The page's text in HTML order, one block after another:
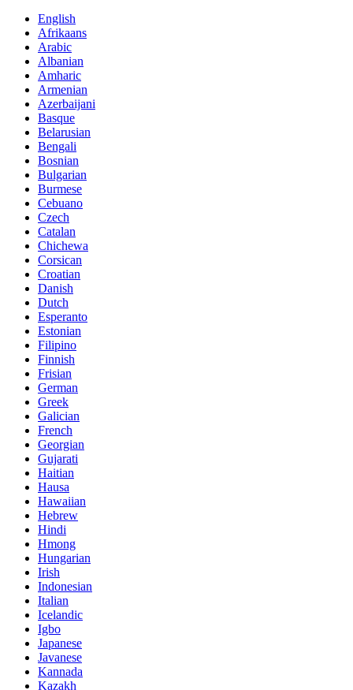
English
Afrikaans
Arabic
Albanian
Amharic
Armenian
Azerbaijani
Basque
Belarusian
Bengali
Bosnian
Bulgarian
Burmese
Cebuano
Czech
Catalan
Chichewa
Corsican
Croatian
Danish
Dutch
Esperanto
Estonian
Filipino
Finnish
Frisian
German
Greek
Galician
French
Georgian
Gujarati
Haitian
Hausa
Hawaiian
Hebrew
Hindi
Hmong
Hungarian
Irish
Indonesian
Italian
Icelandic
Igbo
Japanese
Javanese
Kannada
Kazakh